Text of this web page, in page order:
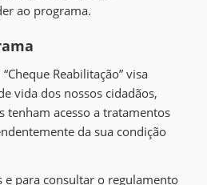
ao programa.
Reabilitação” visa
vida dos nossos cidadãos,
tenham acesso a tratamentos
da sua condição
e para consultar o regulamento